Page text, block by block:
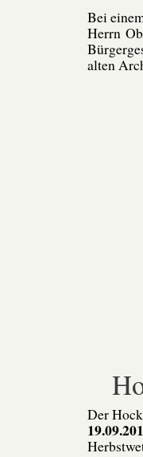
Bei
Herrn
alten
Der